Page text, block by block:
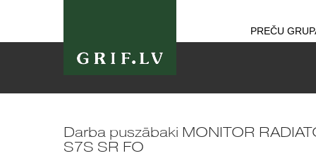
PREČU
Darba puszābaki MONITOR
S7S SR FO